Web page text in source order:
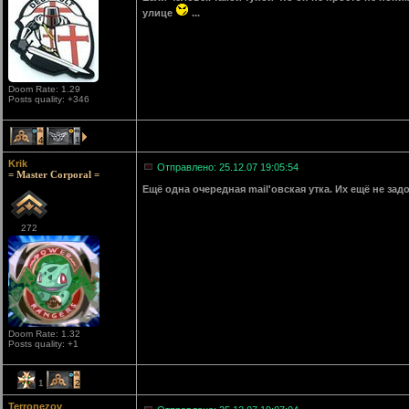
Doom Rate: 1.29
Posts quality: +346
улице
...
4 1
Krik
= Master Corporal =
272
Doom Rate: 1.32
Posts quality: +1
Отправлено: 25.12.07 19:05:54
Ещё одна очередная mail'овская утка. Их ещё не
1 2
Terronezov